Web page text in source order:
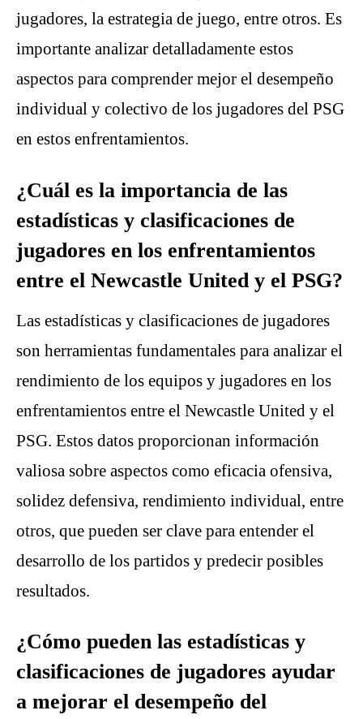
jugadores, la estrategia de juego, entre otros. Es
importante analizar detalladamente estos
aspectos para comprender mejor el desempeño
individual y colectivo de los jugadores del PSG
en estos enfrentamientos.
¿Cuál es la importancia de las
estadísticas y clasificaciones de
jugadores en los enfrentamientos
entre el Newcastle United y el PSG?
Las estadísticas y clasificaciones de jugadores
son herramientas fundamentales para analizar el
rendimiento de los equipos y jugadores en los
enfrentamientos entre el Newcastle United y el
PSG. Estos datos proporcionan información
valiosa sobre aspectos como eficacia ofensiva,
solidez defensiva, rendimiento individual, entre
otros, que pueden ser clave para entender el
desarrollo de los partidos y predecir posibles
resultados.
¿Cómo pueden las estadísticas y
clasificaciones de jugadores ayudar
a mejorar el desempeño del